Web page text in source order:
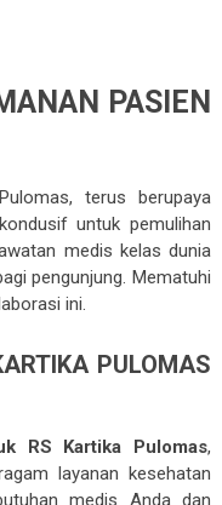
PASIEN
terus berupaya
untuk pemulihan
medis kelas dunia
pengunjung. Mematuhi
ini.
PULOMAS
RS Kartika Pulomas,
layanan kesehatan
medis Anda dan